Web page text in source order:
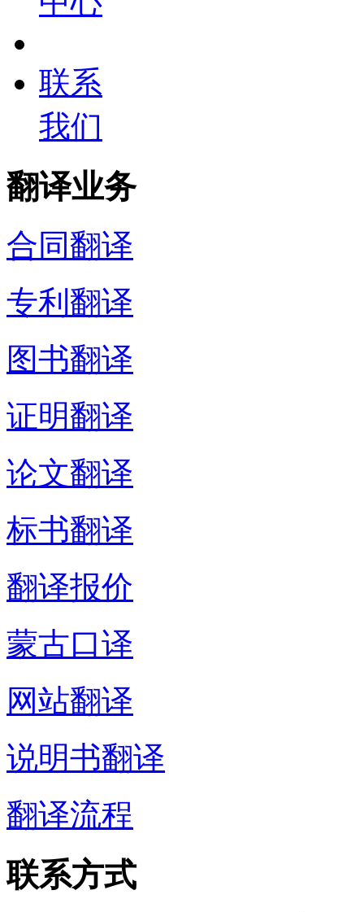
联系
我们
翻译业务
合同翻译
专利翻译
图书翻译
证明翻译
论文翻译
标书翻译
翻译报价
蒙古口译
网站翻译
说明书翻译
翻译流程
联系方式